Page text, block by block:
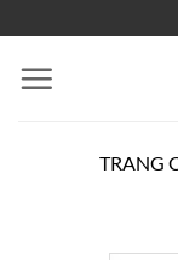
qua
nội
TRANG